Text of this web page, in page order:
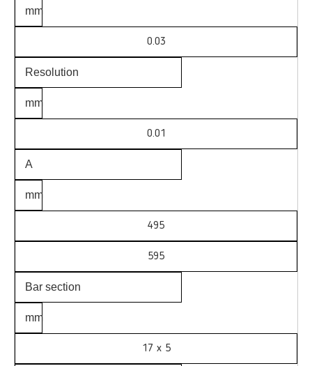
mm
0.03
Resolution
mm
0.01
A
mm
495
595
Bar section
mm
17 x 5